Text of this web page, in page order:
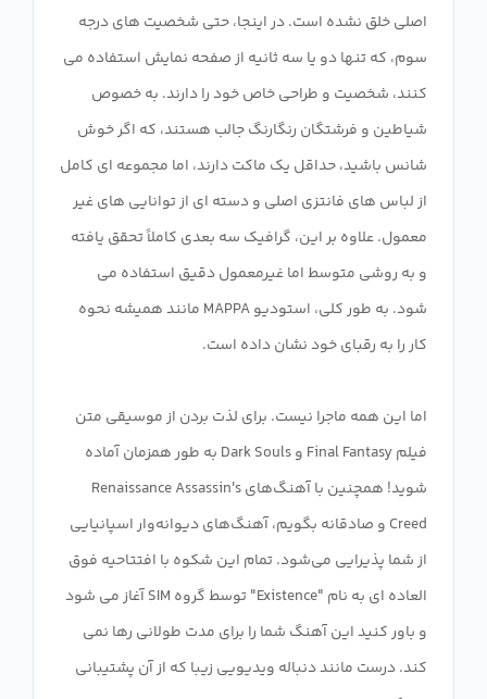
اصلی خلق نشده است. در اینجا، حتی شخصیت های درجه
سوم، که تنها دو یا سه ثانیه از صفحه نمایش استفاده می
کنند، شخصیت و طراحی خاص خود را دارند. به خصوص
شیاطین و فرشتگان رنگارنگ جالب هستند، که اگر خوش
شانس باشید، حداقل یک ماکت دارند، اما مجموعه ای کامل
از لباس های فانتزی اصلی و دسته ای از توانایی های غیر
معمول. علاوه بر این، گرافیک سه بعدی کاملاً تحقق یافته
و به روشی متوسط ​​اما غیرمعمول دقیق استفاده می
شود. به طور کلی، استودیو MAPPA مانند همیشه نحوه
اما این همه ماجرا نیست. برای لذت بردن از موسیقی متن
فیلم Final Fantasy و Dark Souls به طور همزمان آماده
شوید! همچنین با آهنگ‌های Renaissance Assassin's
Creed و صادقانه بگویم، آهنگ‌های دیوانه‌وار اسپانیایی
از شما پذیرایی می‌شود. تمام این شکوه با افتتاحیه فوق
العاده ای به نام "Existence" توسط گروه SIM آغاز می شود
و باور کنید این آهنگ شما را برای مدت طولانی رها نمی
کند. درست مانند دنباله ویدیویی زیبا که از آن پشتیبانی